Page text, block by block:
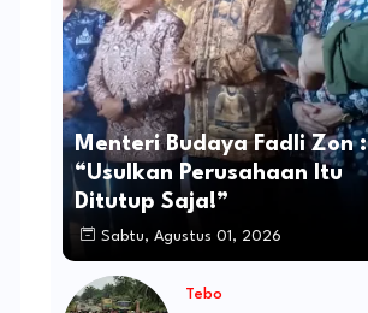
Menteri Budaya Fadli Zon :
“Usulkan Perusahaan Itu
Ditutup Saja!”
Sabtu, Agustus 01, 2026
Tebo